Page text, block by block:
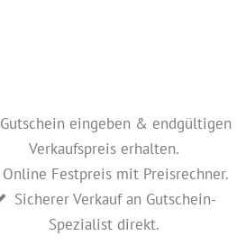
Gutschein eingeben & endgültigen
Verkaufspreis erhalten.
Online Festpreis mit Preisrechner.
Sicherer Verkauf an Gutschein-
Spezialist direkt.